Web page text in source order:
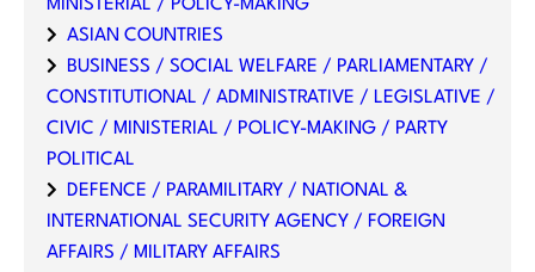
MINISTERIAL / POLICY-MAKING
ASIAN COUNTRIES
BUSINESS / SOCIAL WELFARE / PARLIAMENTARY /
CONSTITUTIONAL / ADMINISTRATIVE / LEGISLATIVE /
CIVIC / MINISTERIAL / POLICY-MAKING / PARTY
POLITICAL
DEFENCE / PARAMILITARY / NATIONAL &
INTERNATIONAL SECURITY AGENCY / FOREIGN
AFFAIRS / MILITARY AFFAIRS